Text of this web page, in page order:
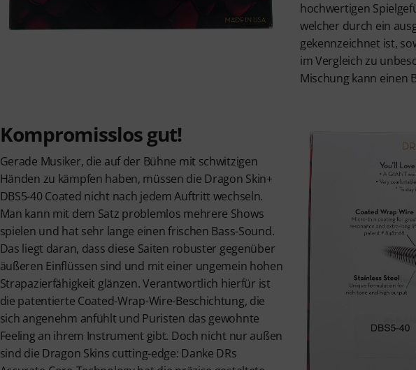
hochwertigen
welcher durch ein
gekennzeichnet ist,
im Vergleich zu
Mischung kann einen
Kompromisslos gut!
Gerade Musiker, die auf der Bühne mit schwitzigen
Händen zu kämpfen haben, müssen die Dragon Skin+
DBS5-40 Coated nicht nach jedem Auftritt wechseln.
Man kann mit dem Satz problemlos mehrere Shows
spielen und hat sehr lange einen frischen Bass-Sound.
Das liegt daran, dass diese Saiten robuster gegenüber
äußeren Einflüssen sind und mit einer ungemein hohen
Strapazierfähigkeit glänzen. Verantwortlich hierfür ist
die patentierte Coated-Wrap-Wire-Beschichtung, die
sich angenehm anfühlt und Puristen das gewohnte
Feeling an ihrem Instrument gibt. Doch nicht nur außen
sind die Dragon Skins cutting-edge: Danke DRs